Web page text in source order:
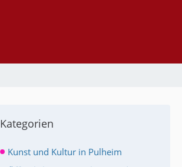
Kategorien
Kunst und Kultur in Pulheim